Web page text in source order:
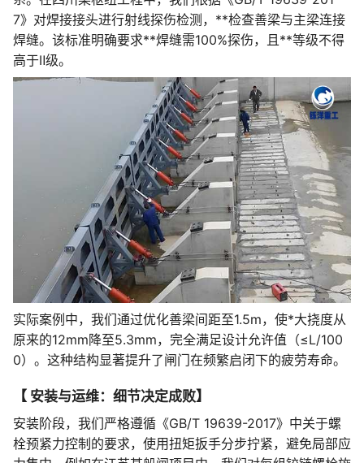
7》对焊接接头进行射线探伤检测，**检查善梁与主梁连接
焊缝。该标准明确要求**焊缝需100%探伤，且**等级不得
高于Ⅱ级。
实际案例中，我们通过优化善梁间距至1.5m，使*大挠度从
原来的12mm降至5.3mm，完全满足设计允许值（≤L/100
0）。这种结构显著提升了闸门在频繁启闭下的疲劳寿命。
【 安装与运维：细节决定成败】
安装阶段，我们严格遵循《GB/T 19639-2017》中关于螺
栓预紧力控制的要求，使用扭矩扳手分步拧紧，避免局部应